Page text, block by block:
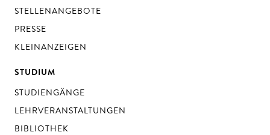
STELLENANGEBOTE
PRESSE
KLEINANZEIGEN
STUDIUM
STUDIENGÄNGE
LEHRVERANSTALTUNGEN
BIBLIOTHEK